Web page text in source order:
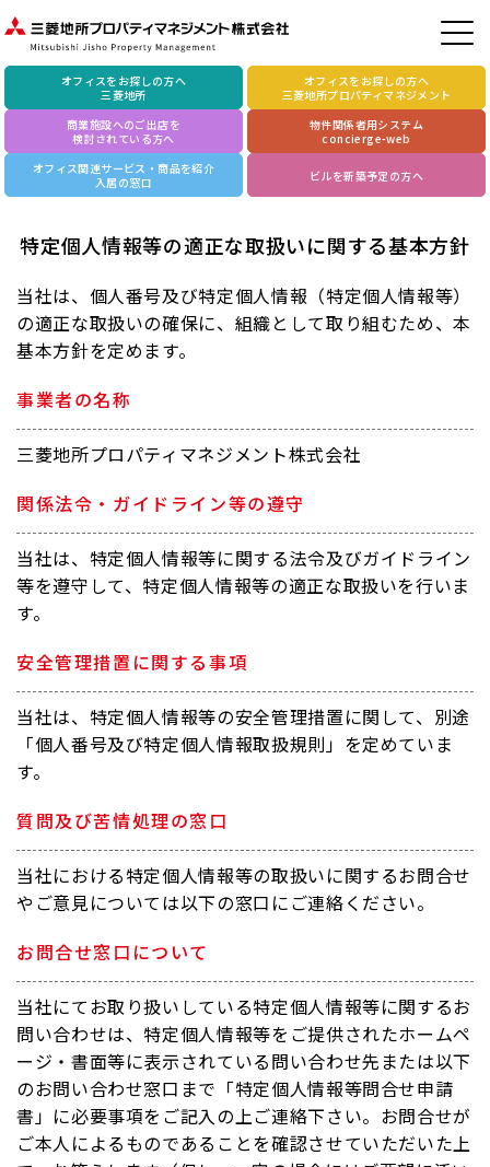
オフィスをお探しの方へ
三菱地所
オフィスをお探しの方へ
三菱地所プロパティマネジメント
商業施設へのご出店を
検討されている方へ
物件関係者用システム
concierge-web
オフィス関連サービス・商品を紹介
入居の窓口
ビルを新築予定の方へ
特定個人情報等の適正な取扱いに関する基本方針
当社は、個人番号及び特定個人情報（特定個人情報等）
の適正な取扱いの確保に、 組織として取り組むため、本
基本方針を定めます。
事業者の名称
三菱地所プロパティマネジメント株式会社
関係法令・ガイドライン等の遵守
当社は、特定個人情報等に関する法令及びガイドライン
等を遵守して、特定個人情報等の適正な取扱いを行いま
す。
安全管理措置に関する事項
当社は、特定個人情報等の安全管理措置に関して、別途
「個人番号及び特定個人情報取扱規則」を定めていま
す。
質問及び苦情処理の窓口
当社における特定個人情報等の取扱いに関するお問合せ
やご意見については以下の窓口にご連絡ください。
お問合せ窓口について
当社にてお取り扱いしている特定個人情報等に関するお
問い合わせは、特定個人情報等をご提供されたホームペ
ージ・書面等に表示されている問い合わせ先または以下
のお問い合わせ窓口まで「特定個人情報等問合せ申請
書」に必要事項をご記入の上ご連絡下さい。お問合せが
ご本人によるものであることを確認させていただいた上